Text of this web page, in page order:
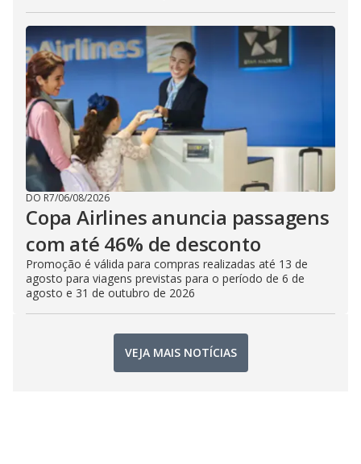
DO R7/06/08/2026
Copa Airlines anuncia passagens
com até 46% de desconto
Promoção é válida para compras realizadas até 13 de
agosto para viagens previstas para o período de 6 de
agosto e 31 de outubro de 2026
VEJA MAIS NOTÍCIAS